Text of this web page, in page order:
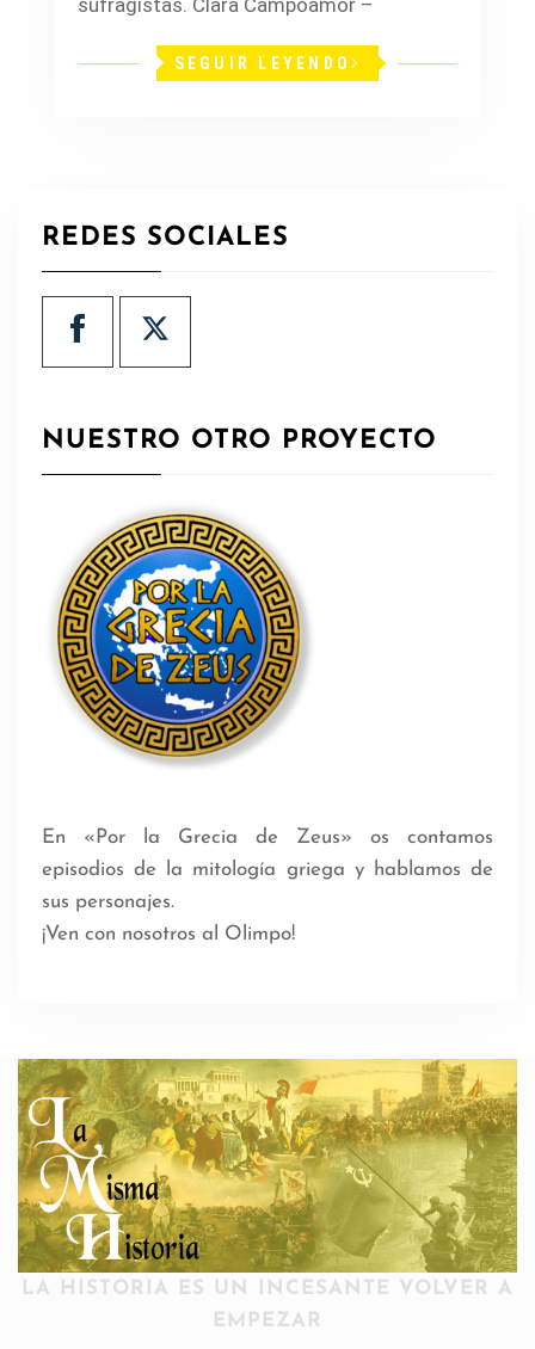
SEGUIR LEYENDO
REDES SOCIALES
NUESTRO OTRO PROYECTO
En «Por la Grecia de Zeus» os contamos
episodios de la mitología griega y hablamos de
sus personajes.
¡Ven con nosotros al Olimpo!
LA HISTORIA ES UN INCESANTE VOLVER A
EMPEZAR